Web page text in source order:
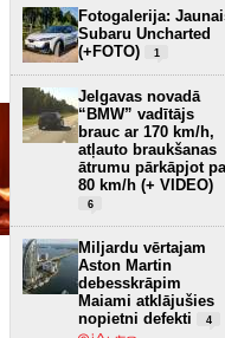
Pēc traģēdijas Priekulē
varētu ieviest ikrīta
VIDEO)
8
Ogrē autovadītājs 4,2
promiļu reibumā
iebraucis stabā
4
Fotogalerija:
Subaru Uncharted
(+FOTO)
1
Jelgavas novadā
“BMW” vadītājs
brauc ar 170 km/h,
atļauto braukšanas
ātrumu pārkāpjot
80 km/h (+ VIDEO)
6
Miljardu vērtajam
Aston Martin
debesskrāpim
Maiami atklājušies
nopietni defekti
4